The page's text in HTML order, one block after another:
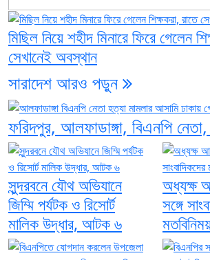
মিছিল নিয়ে শহীদ মিনারে ফিরে গেলেন
সেখানেই অবস্থান
সারাদেশ আরও পড়ুন
ফরিদপুর, আলফাডাঙ্গা, বিএনপি
সুন্দরবনে যৌথ অভিযানে
জিম্মি পর্যটক ও রিসোর্ট
মালিক উদ্ধার, আটক ৬
অধ্যক্ষ
সঙ্গে